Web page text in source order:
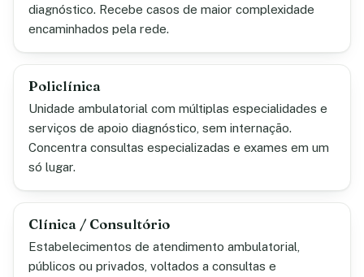
diagnóstico. Recebe casos de maior complexidade
encaminhados pela rede.
Policlínica
Unidade ambulatorial com múltiplas especialidades e
serviços de apoio diagnóstico, sem internação.
Concentra consultas especializadas e exames em um
só lugar.
Clínica / Consultório
Estabelecimentos de atendimento ambulatorial,
públicos ou privados, voltados a consultas e